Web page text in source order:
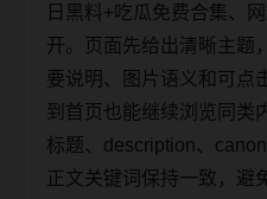
日黑料+吃瓜免费合集、
开。页面先给出清晰主题
要说明、图片语义和可点
到首页也能继续浏览同类
标题、description、
正文关键词保持一致，避